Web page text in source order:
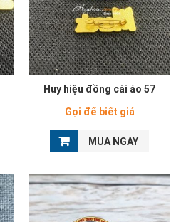
Huy hiệu đồng cài áo 57
Gọi để biết giá
MUA NGAY